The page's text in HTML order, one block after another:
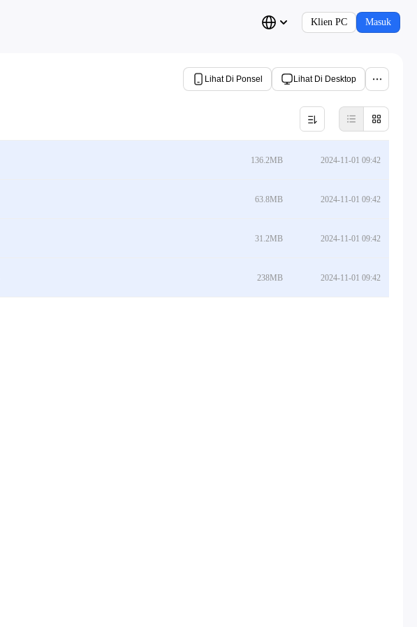
Klien PC Masuk
Lihat Di Ponsel Lihat Di Desktop
136.2MB 2024-11-01 09:42
63.8MB 2024-11-01 09:42
31.2MB 2024-11-01 09:42
238MB 2024-11-01 09:42